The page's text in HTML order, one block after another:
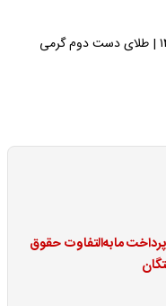
قیمت طلا و سکه امروز ۱۶ مرداد ۱۴۰۵ | طلای دست دوم گرمی
مابه‌التفاوت حقوق